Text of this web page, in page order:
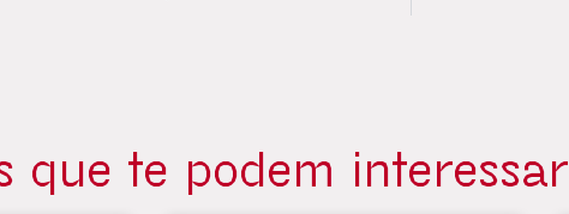
que te podem interessar